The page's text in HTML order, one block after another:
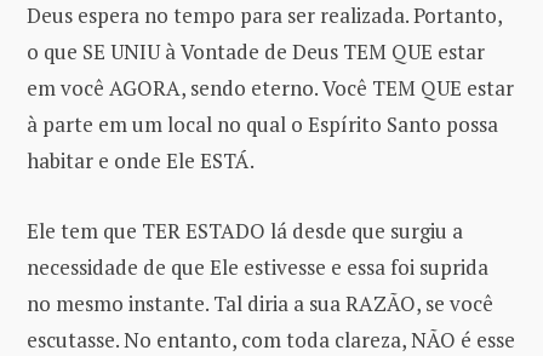
Deus espera no tempo para ser realizada. Portanto,
o que SE UNIU à Vontade de Deus TEM QUE estar
em você AGORA, sendo eterno. Você TEM QUE estar
à parte em um local no qual o Espírito Santo possa
habitar e onde Ele ESTÁ.
Ele tem que TER ESTADO lá desde que surgiu a
necessidade de que Ele estivesse e essa foi suprida
no mesmo instante. Tal diria a sua RAZÃO, se você
escutasse. No entanto, com toda clareza, NÃO é esse